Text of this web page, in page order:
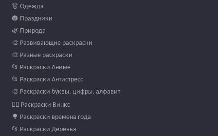
👗 Одежда
🎃 Праздники
🌿 Природа
🎨 Развивающие раскраски
🎨 Разные раскраски
📂 Раскраски Аниме
📂 Раскраски Антистресс
🎨 Раскраски буквы, цифры, алфавит
🧚‍♀️ Раскраски Винкс
🌳 Раскраски времена года
📂 Раскраски Деревья